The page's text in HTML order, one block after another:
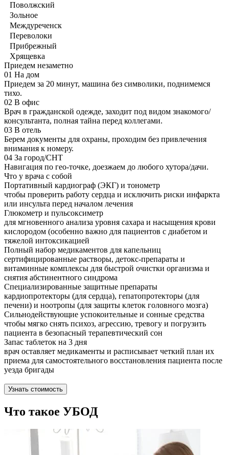
Поволжский
Зольное
Междуреченск
Переволоки
Прибрежный
Хрящевка
Приедем незаметно
01 На дом
Приедем за 20 минут, машина без символики, поднимемся
тихо.
02 В офис
Врач в гражданской одежде, заходит под видом знакомого/
консультанта, полная тайна перед коллегами.
03 В отель
Берем документы для охраны, проходим без привлечения
внимания к номеру.
04 За город/СНТ
Навигация по гео-точке, доезжаем до любого хутора/дачи.
Что у врача с собой
Портативный кардиограф (ЭКГ) и тонометр
чтобы проверить работу сердца и исключить риски инфаркта
или инсульта перед началом лечения
Глюкометр и пульсоксиметр
для мгновенного анализа уровня сахара и насыщения крови
кислородом (особенно важно для пациентов с диабетом и
тяжелой интоксикацией
Полный набор медикаментов для капельниц
сертифицированные растворы, детокс-препараты и
витаминные комплексы для быстрой очистки организма и
снятия абстинентного синдрома
Специализированные защитные препараты
кардиопротекторы (для сердца), гепатопротекторы (для
печени) и ноотропы (для защиты клеток головного мозга)
Сильнодействующие успокоительные и сонные средства
чтобы мягко снять психоз, агрессию, тревогу и погрузить
пациента в безопасный терапевтический сон
Запас таблеток на 3 дня
врач оставляет медикаменты и расписывает четкий план их
приема для самостоятельного восстановления пациента после
уезда бригады
Узнать стоимость
Что такое УБОД